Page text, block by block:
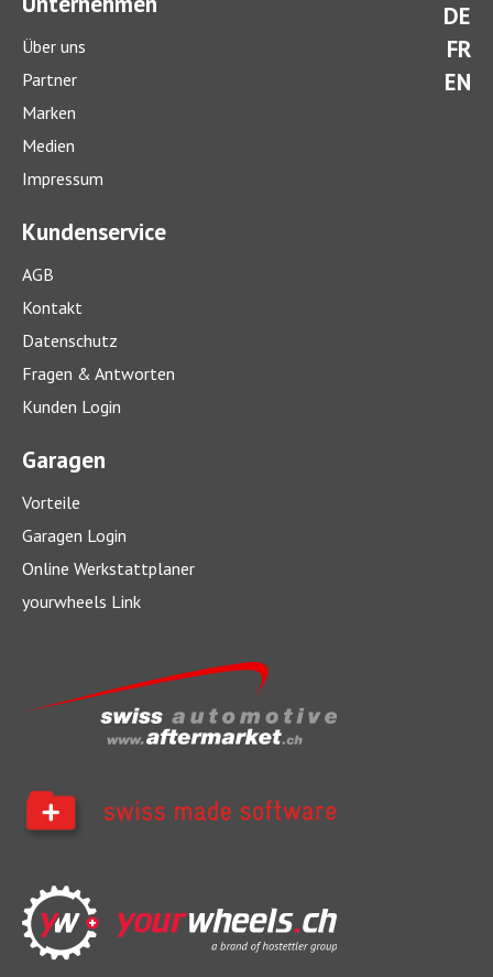
DE
FR
EN
Über uns
Partner
Marken
Medien
Impressum
Kundenservice
AGB
Kontakt
Datenschutz
Fragen & Antworten
Kunden Login
Garagen
Vorteile
Garagen Login
Online Werkstattplaner
yourwheels Link